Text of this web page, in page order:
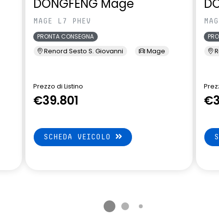
exit
Pacchetto Guida Connessa,
incluso per 5 anni
connectivity,
rnlt
palette frenata rigenerativa al
volante
indicatore Rilascio pedale
accelerazione
DONGFENG Mage
MAGE L7 PHEV
PRONTA CONSEGNA
Renord Sesto S. Giovanni Mage
Prezzo di Listino
€39.801
SCHEDA VEICOLO